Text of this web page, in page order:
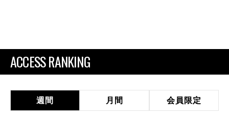
ACCESS RANKING
週間 月間 会員限定